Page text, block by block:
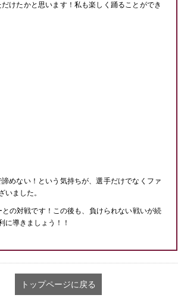
けたかと思います！私も楽しく踊ることができ
めない！という気持ちが、選手だけでなくファ
ました。
の対戦です！この後も、負けられない戦いが続
に導きましょう！！
トップページに戻る